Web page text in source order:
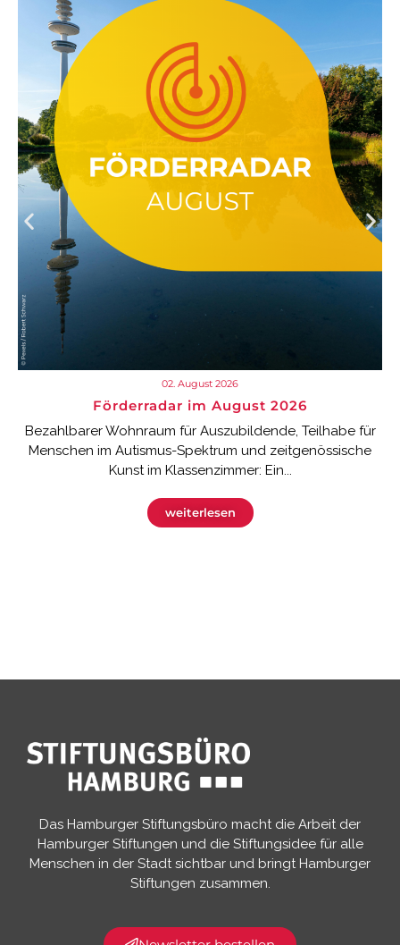
02. August 2026
Förderradar im August 2026
Bezahlbarer Wohnraum für Auszubildende, Teilhabe für
Menschen im Autismus-Spektrum und zeitgenössische
Kunst im Klassenzimmer: Ein...
weiterlesen
Das Hamburger Stiftungsbüro macht die Arbeit der
Hamburger Stiftungen und die Stiftungsidee für alle
Menschen in der Stadt sichtbar und bringt Hamburger
Stiftungen zusammen.​